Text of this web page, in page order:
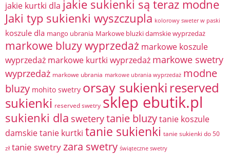
jakie kurtki dla jakie sukienki są teraz modne
Jaki typ sukienki wyszczupla kolorowy sweter w paski
koszule dla mango ubrania Markowe bluzki damskie wyprzedaż
markowe bluzy wyprzedaż markowe koszule
wyprzedaż markowe kurtki wyprzedaż markowe swetry
wyprzedaż markowe ubrania markowe ubrania wyprzedaż modne
bluzy mohito swetry orsay sukienki reserved
sukienki reserved swetry sklep ebutik.pl
sukienki dla sweterytanie bluzytanie koszule
damskietanie kurtki tanie sukienki tanie sukienki do 50
zł tanie swetryzara swetry świąteczne swetry